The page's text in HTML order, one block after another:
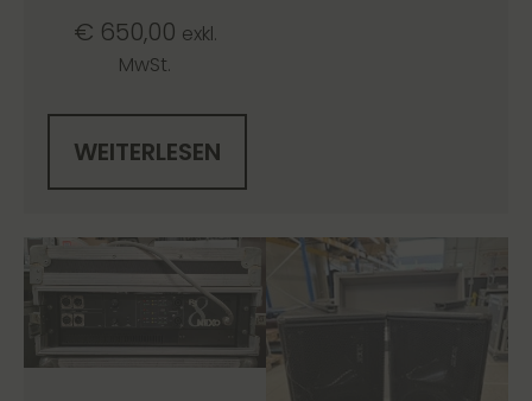
€ 650,00 exkl.
MwSt.
WEITERLESEN